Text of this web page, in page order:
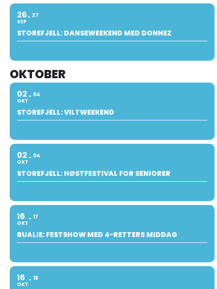
26
SEP
27
STOREFJELL: DANSEWEEKEND MED DONNEZ
OKTOBER
02
OKT
04
STOREFJELL: VILTWEEKEND
02
OKT
04
STOREFJELL: HØSTFESTIVAL FOR SENIORER
16
OKT
17
BUALIE: FESTSHOW MED 4-RETTERS MIDDAG
16
OKT
18